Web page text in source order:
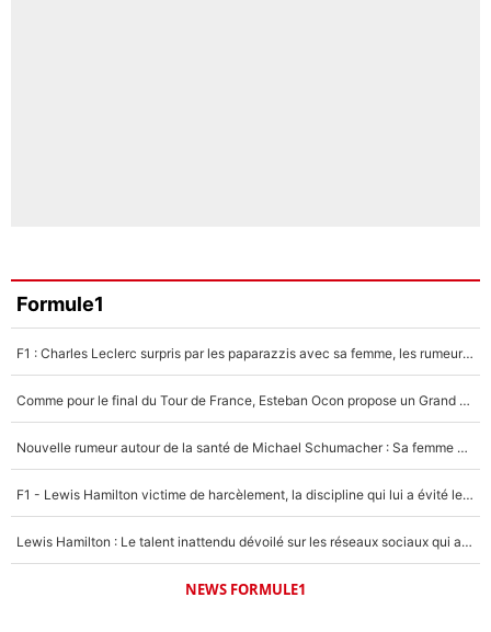
Formule1
F1 : Charles Leclerc surpris par les paparazzis avec sa femme, les rumeurs étaient vraies !
Comme pour le final du Tour de France, Esteban Ocon propose un Grand Prix de Formule 1 à Paris : «Autour de l’Arc de Triomphe, ce serait génial» !
Nouvelle rumeur autour de la santé de Michael Schumacher : Sa femme Corinna sort du silence
F1 - Lewis Hamilton victime de harcèlement, la discipline qui lui a évité le pire : «J'aurais probablement mal tourné»
Lewis Hamilton : Le talent inattendu dévoilé sur les réseaux sociaux qui a impressionné Kim Kardashian pendant leurs vacances en amoureux !
NEWS FORMULE1